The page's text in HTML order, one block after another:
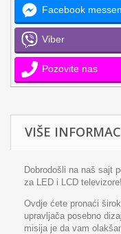
Facebook
Viber
Pozovite nas
VIŠE
Dobrodošli na naš sajt
za LED i LCD televizore!
Ovdje ćete pronaći
upravljača posebno
misija je da vam